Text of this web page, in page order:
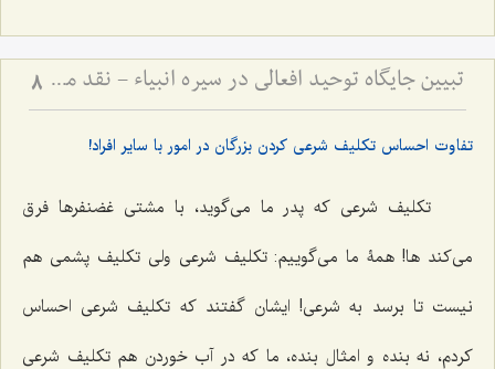
تبیین جایگاه توحید افعالی در سیره انبیاء - نقد مدعیان دروغین و ضرورت خروج از خودپرستی 8
تفاوت احساس تکلیف شرعی کردن بزرگان در امور با سایر افراد!
تکلیف شرعی که پدر ما می‌گوید، با مشتی غضنفرها فرق
می‌کند ها! همۀ ما می‌گوییم: تکلیف شرعی ولی تکلیف پشمی هم
نیست تا برسد به شرعی! ایشان گفتند که تکلیف شرعی احساس
کردم، نه بنده و امثال بنده، ما که در آب خوردن هم تکلیف شرعی